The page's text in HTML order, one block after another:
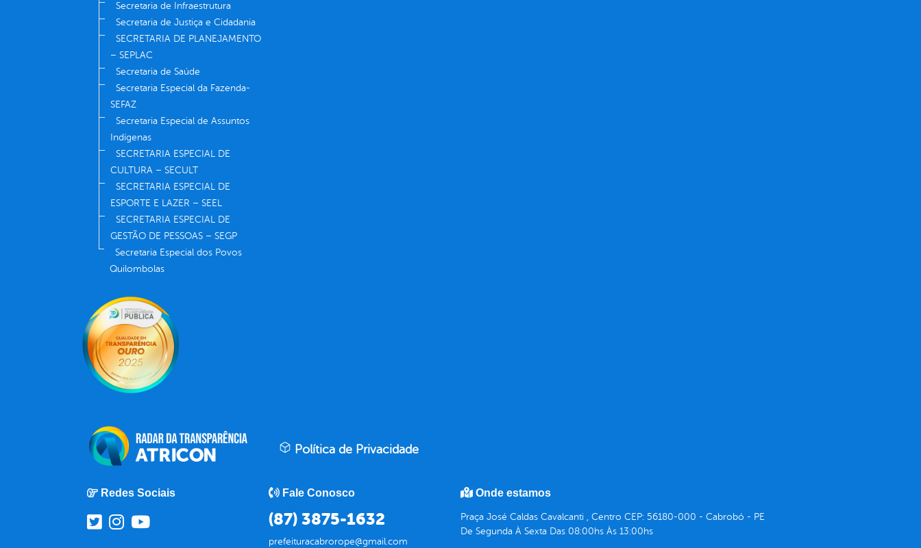
Secretaria de Infraestrutura
Secretaria de Justiça e Cidadania
SECRETARIA DE PLANEJAMENTO
– SEPLAC
Secretaria de Saúde
Secretaria Especial da Fazenda-
SEFAZ
Secretaria Especial de Assuntos
Indígenas
SECRETARIA ESPECIAL DE
CULTURA – SECULT
SECRETARIA ESPECIAL DE
ESPORTE E LAZER – SEEL
SECRETARIA ESPECIAL DE
GESTÃO DE PESSOAS – SEGP
Secretaria Especial dos Povos
Quilombolas
Política de Privacidade
Redes Sociais Fale Conosco
(87) 3875-1632
prefeituracabrorope@gmail.com
Onde estamos
Praça José Caldas Cavalcanti , Centro CEP: 56180-000 - Cabrobó - PE
De Segunda À Sexta Das 08:00hs Às 13:00hs